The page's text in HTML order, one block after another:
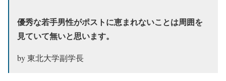
優秀な若手男性がポストに恵まれないことは周囲を
見ていて無いと思います。
by 東北大学副学長